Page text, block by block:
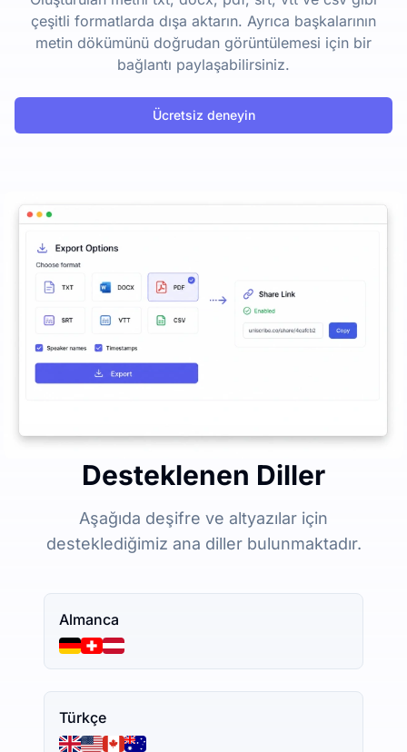
çeşitli formatlarda dışa aktarın. Ayrıca başkalarının
metin dökümünü doğrudan görüntülemesi için bir
bağlantı paylaşabilirsiniz.
Ücretsiz deneyin
Desteklenen Diller
Aşağıda deşifre ve altyazılar için
desteklediğimiz ana diller bulunmaktadır.
Almanca
Türkçe